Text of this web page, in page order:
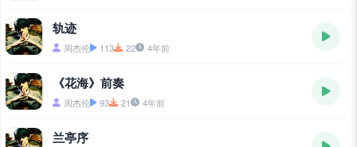
轨迹
周杰伦 113 22 4年前
《花海》前奏
周杰伦 93 21 4年前
兰亭序